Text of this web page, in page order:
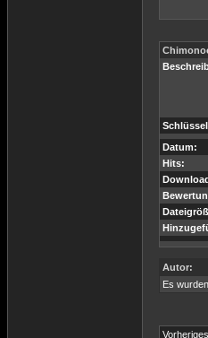
Datum:
Hits:
Autor:
Es